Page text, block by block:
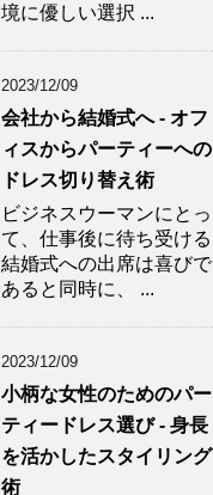
境に優しい選択 ...
2023/12/09
会社から結婚式へ - オフ
ィスからパーティーへの
ドレス切り替え術
ビジネスウーマンにとっ
て、仕事後に待ち受ける
結婚式への出席は喜びで
あると同時に、 ...
2023/12/09
小柄な女性のためのパー
ティードレス選び - 身長
を活かしたスタイリング
術